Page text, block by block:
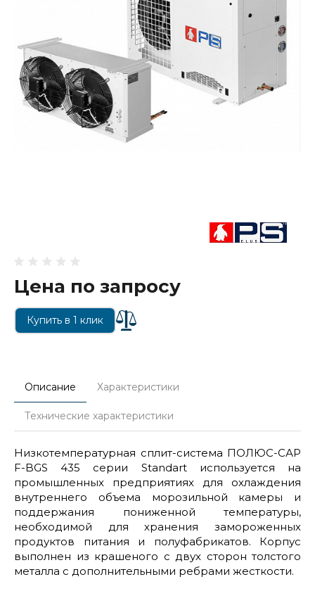
Цена по запросу
Купить в 1 клик
Описание Характеристики
Технические характеристики
Низкотемпературная сплит-система ПОЛЮС-САР
F-BGS 435 серии Standart используется на
промышленных предприятиях для охлаждения
внутреннего объема морозильной камеры и
поддержания пониженной температуры,
необходимой для хранения замороженных
продуктов питания и полуфабрикатов. Корпус
выполнен из крашеного с двух сторон толстого
металла с дополнительными ребрами жесткости.